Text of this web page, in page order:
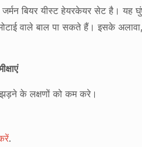
बियर यीस्ट हेयरकेयर सेट है। यह
वाले बाल पा सकते हैं। इसके
के लक्षणों को कम करे।
.